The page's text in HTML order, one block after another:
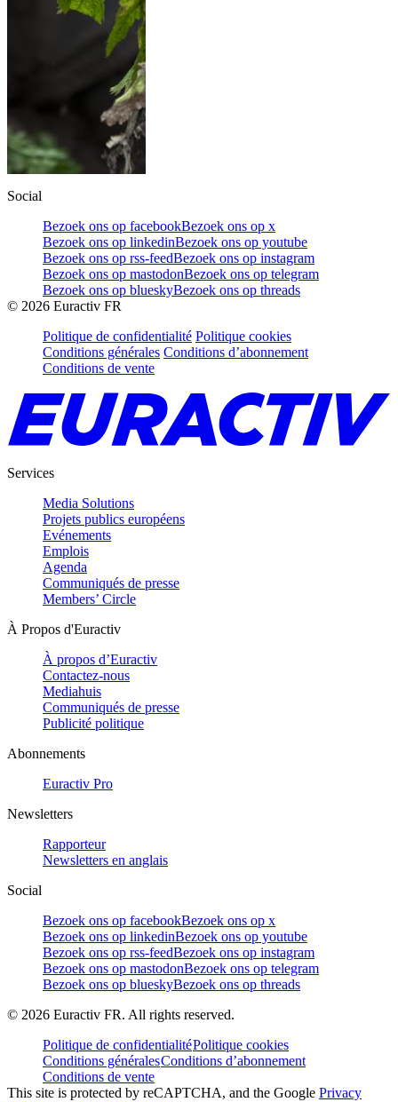
Social
Bezoek ons op facebookBezoek ons op x
Bezoek ons op linkedinBezoek ons op youtube
Bezoek ons op rss-feedBezoek ons op instagram
Bezoek ons op mastodonBezoek ons op telegram
Bezoek ons op blueskyBezoek ons op threads
© 2026 Euractiv FR
Politique de confidentialité Politique cookies
Conditions générales Conditions d’abonnement
Conditions de vente
Services
Media Solutions
Projets publics européens
Evénements
Emplois
Agenda
Communiqués de presse
Members’ Circle
À Propos d'Euractiv
À propos d’Euractiv
Contactez-nous
Mediahuis
Communiqués de presse
Publicité politique
Abonnements
Euractiv Pro
Newsletters
Rapporteur
Newsletters en anglais
Social
Bezoek ons op facebookBezoek ons op x
Bezoek ons op linkedinBezoek ons op youtube
Bezoek ons op rss-feedBezoek ons op instagram
Bezoek ons op mastodonBezoek ons op telegram
Bezoek ons op blueskyBezoek ons op threads
© 2026 Euractiv FR. All rights reserved.
Politique de confidentialitéPolitique cookies
Conditions généralesConditions d’abonnement
Conditions de vente
This site is protected by reCAPTCHA, and the Google Privacy